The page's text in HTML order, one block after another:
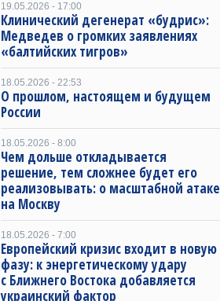
19.05.2026 - 17:00
Клинический дегенерат «будрис»:
Медведев о громких заявлениях
«балтийских тигров»
18.05.2026 - 22:53
О прошлом, настоящем и будущем
России
18.05.2026 - 8:00
Чем дольше откладывается
решение, тем сложнее будет его
реализовывать: о масштабной атаке
на Москву
18.05.2026 - 7:00
Европейский кризис входит в новую
фазу: к энергетическому удару
с Ближнего Востока добавляется
украинский фактор